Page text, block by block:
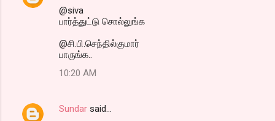
@siva
பார்த்துட்டு சொல்லுங்க
@சி.பி.செந்தில்குமார்
பாருங்க..
10:20 AM
Sundar said…